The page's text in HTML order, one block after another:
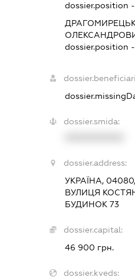
dossier.position -
dossier.position -
dossier.smida:
dossier.address:
УКРАЇНА,
ВУЛИЦЯ
БУДИНОК 73
dossier.capital:
46 900 грн.
dossier.kveds: